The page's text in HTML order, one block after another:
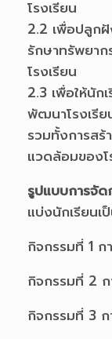
โรงเรียน
2.2 เพื่อปลูกฝั
รักษาทรัพยา
โรงเรียน
2.3 เพื่อให้นัก
พัฒนาโรงเรี
รวมทั้งการสร้
แวดล้อมของโ
รูปแบบการจัด
แบ่งนักเรียน
กิจกรรมที่ 1 ก
กิจกรรมที่ 2 ก
กิจกรรมที่ 3